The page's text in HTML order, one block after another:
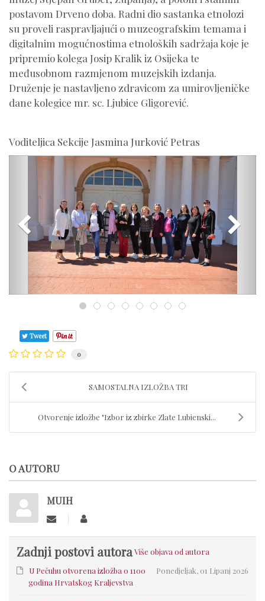
postavom Drveno doba. Radni dio sastanka etnolozi
su proveli raspravljajući o muzeografskim temama i
digitalnim mogućnostima etnoloških sadržaja koje je
pripremio kolega Josip Kralik iz Osijeka te
međusobnom razmjenom muzejskih izdanja.
Druženje je nastavljeno zdravicom za umirovljeničke
dane kolegice mr. sc. Ljubice Gligorević.
Voditeljica Sekcije Jasmina Jurković Petras
Tweet
0
SAMOSTALNA IZLOŽBA TRI
Otvorenje izložbe "Izbor iz zbirke Zlate Lubienski...
O AUTORU
MUIH
Zadnji postovi autoraViše objava od autora
Ponedjeljak, 01 Lipanj 2026
U Pečuhu otvorena izložba o 1100
godina Hrvatskog Kraljevstva